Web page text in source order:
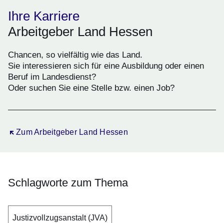
Ihre Karriere
Arbeitgeber Land Hessen
Chancen, so vielfältig wie das Land.
Sie interessieren sich für eine Ausbildung oder einen
Beruf im Landesdienst?
Oder suchen Sie eine Stelle bzw. einen Job?
Zum Arbeitgeber Land Hessen
Öffnet sich in einem neuen Fenster
Schlagworte zum Thema
Justizvollzugsanstalt (JVA)